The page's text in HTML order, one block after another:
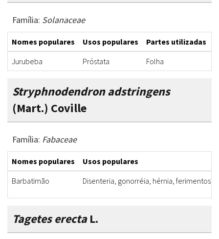
Família: Solanaceae
Nomes populares Usos populares Partes utilizadas
Jurubeba
Próstata Folha
Stryphnodendron adstringens
(Mart.) Coville
Família: Fabaceae
Nomes populares
Usos populares
Barbatimão
Disenteria, gonorréia, hérnia, ferimentos,
Tagetes erectaL.